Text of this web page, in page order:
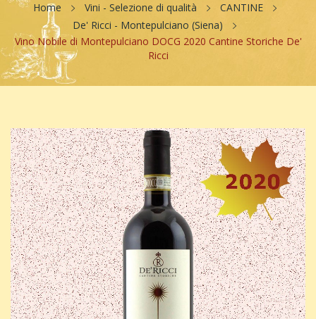
Home Vini - Selezione di qualità
CANTINE
De' Ricci - Montepulciano (Siena)
Vino Nobile di Montepulciano DOCG 2020 Cantine Storiche De'
Ricci